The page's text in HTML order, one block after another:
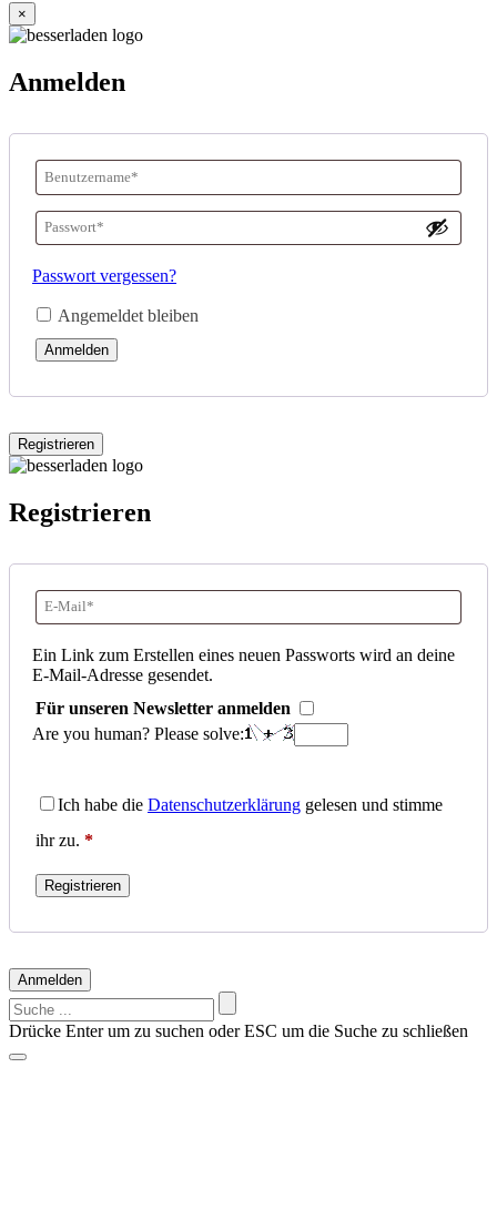
×
Anmelden
Benutzername
oder
E-
Mail-
Adresse*
Erforderlich
Passwort*
Passwort vergessen?
Angemeldet bleiben
Anmelden
Registrieren
Registrieren
E-
Adresse*
Erforderlich
Ein Link zum Erstellen eines neuen Passworts wird an deine
E-Mail-Adresse gesendet.
Für unseren Newsletter anmelden
Are you human? Please solve:
Ich habe die Datenschutzerklärung gelesen und stimme
ihr zu. *
Registrieren
Anmelden
Suchen
nach:
Drücke Enter um zu suchen oder ESC um die Suche zu schließen